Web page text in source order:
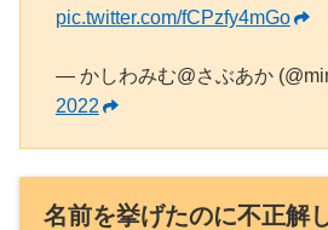
pic.twitter.com/fCPzfy4mGo
— かしわみむ@さぶあか
2022
名前を挙げたのに不正解